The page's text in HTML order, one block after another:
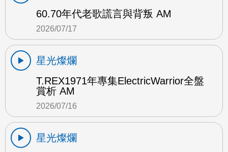
60.70年代老歌謊言與背叛 AM
2026/07/17
星光燦爛
T.REX1971年專集ElectricWarrior全盤
賞析 AM
2026/07/16
星光燦爛